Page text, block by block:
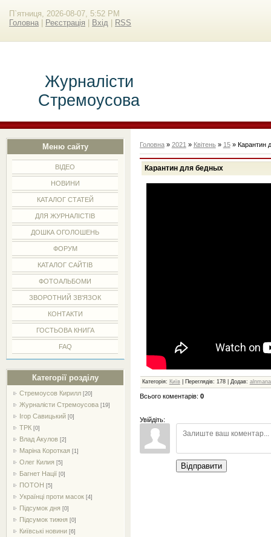
П`ятниця, 2026-08-07, 5:52 PM
Головна
Реєстрація Вхід RSS
Журналісти
Стремоусова
Меню сайту
ВІДЕО
НОВИНИ
КАТАЛОГ СТАТЕЙ
ДЛЯ ЖУРНАЛІСТІВ
ДОШКА ОГОЛОШЕНЬ
ФОРУМ
КАТАЛОГ САЙТІВ
ФОТОАЛЬБОМИ
ЗВОРОТНИЙ ЗВ'ЯЗОК
КОНТАКТИ
ГОСТЬОВА КНИГА
FAQ
Категорії розділу
Стремоусов Кирилл [20]
Журналісти Стремоусова [19]
Ігор Савицький [0]
ТРК [0]
Влад Акулов [2]
Маріна Короткая [1]
Олег Килия [5]
Багнет Нації [0]
ПОТОН [5]
Українці проти масок [4]
Підсумок дня [0]
Підсумок тижня [0]
Київські новини [6]
Головна» 2021 » Квітень » 15» Карантин
Карантин для бедных
Категорія: Київ| Переглядів: 178| Додав:
Всього коментарів: 0
Увійдіть:
Відправити